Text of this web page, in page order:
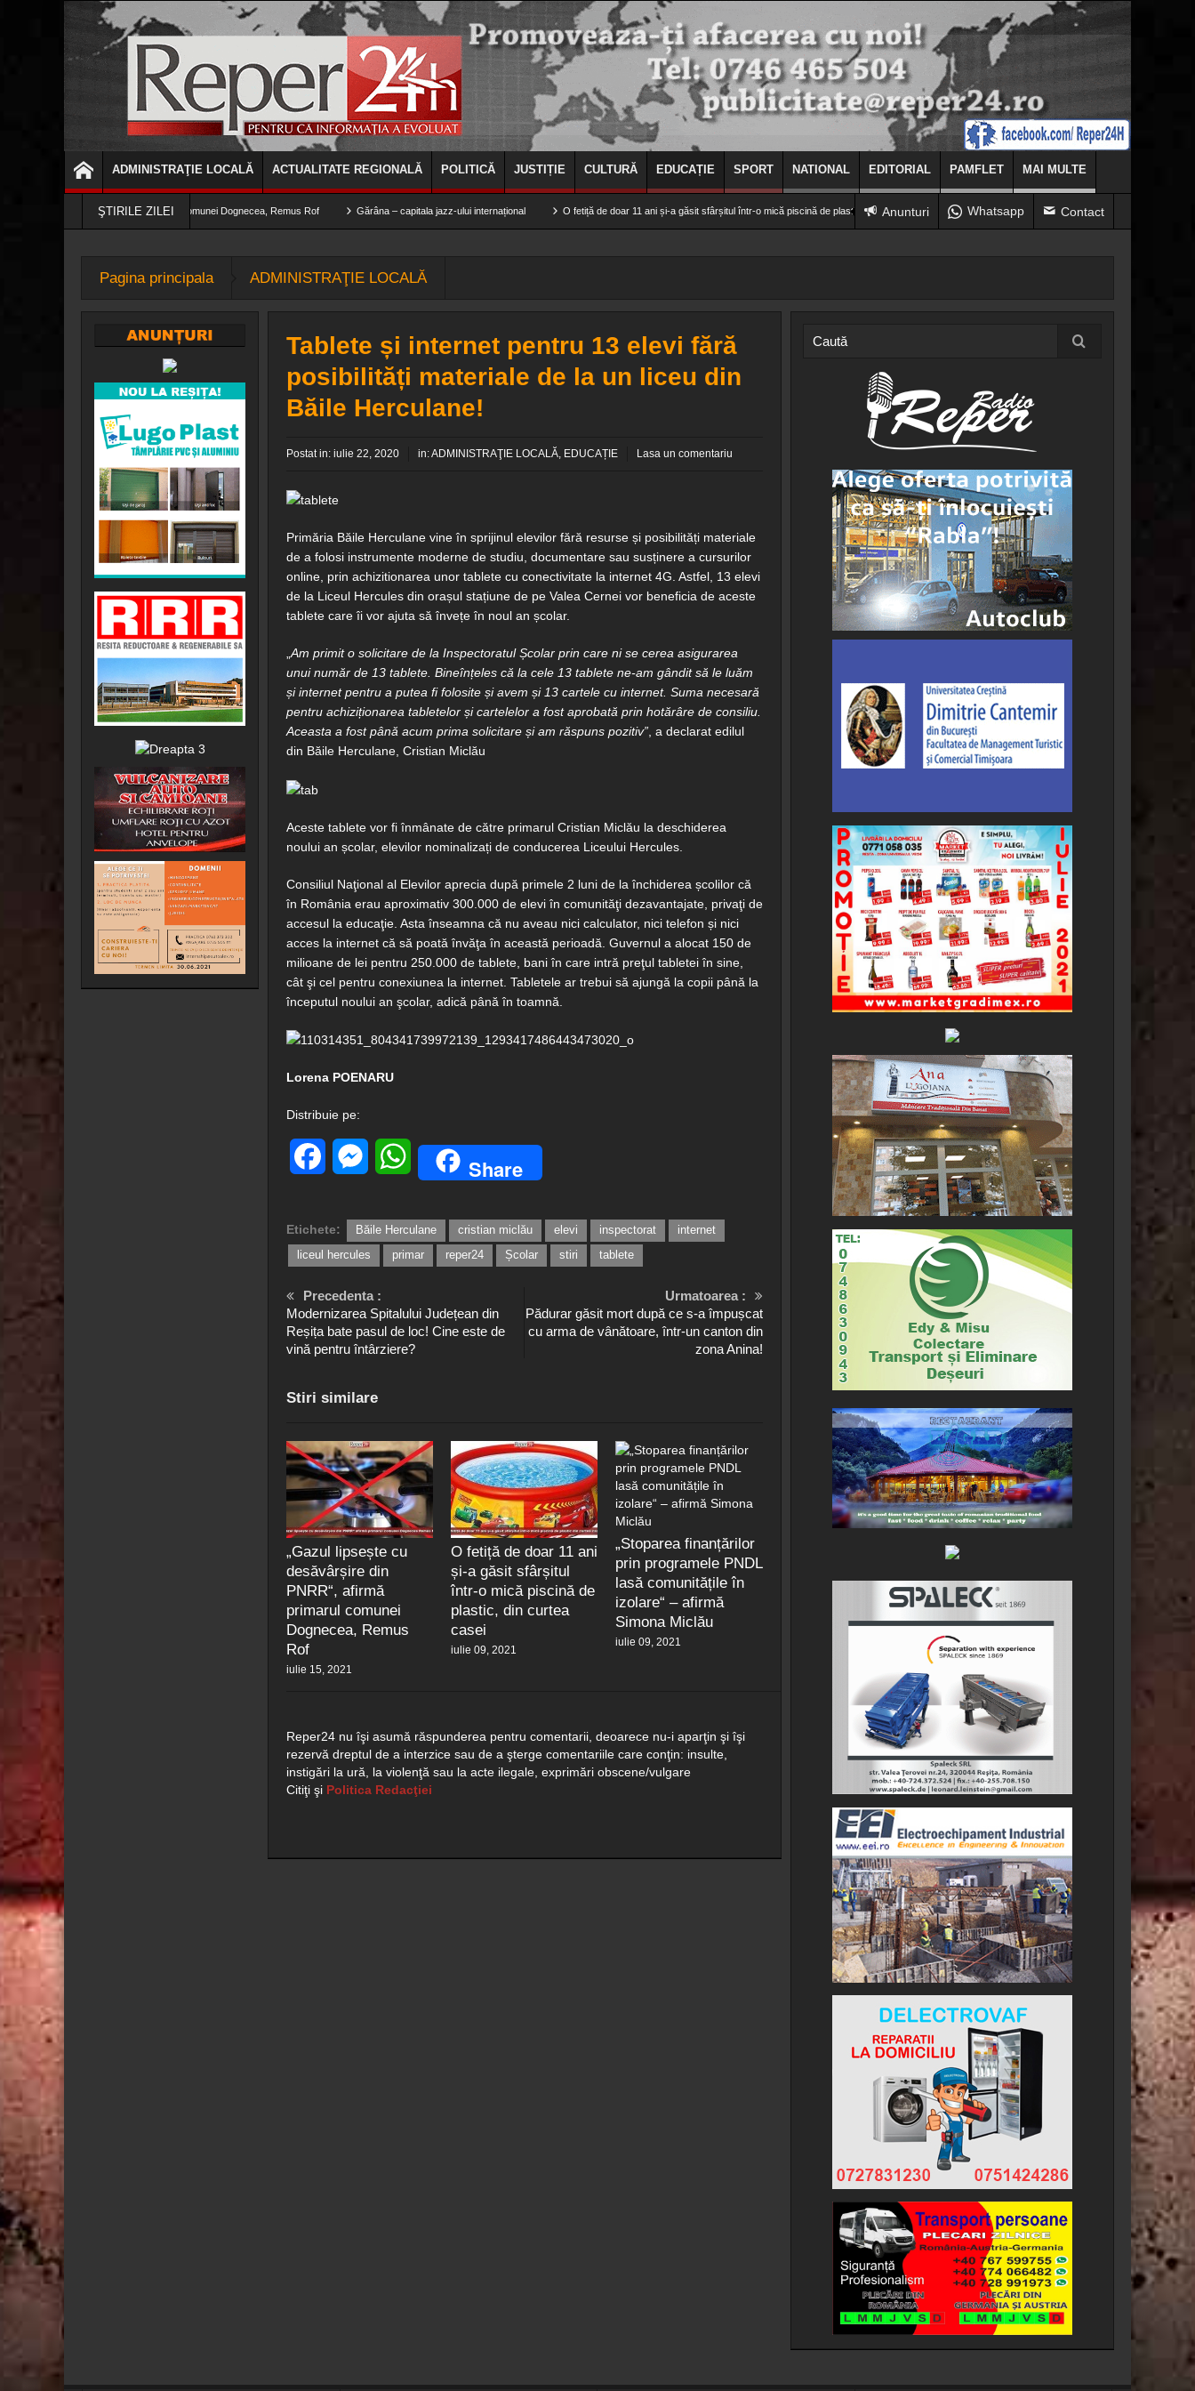
ADMINISTRAŢIE LOCALĂ ACTUALITATE REGIONALĂ POLITICĂ JUSTIȚIE CULTURĂ EDUCAȚIE SPORT NATIONAL EDITORIAL PAMFLET MAI MULTE
ŞTIRILE ZILEI
din PNRR“, afirmă primarul comunei Dognecea, Remus Rof Gărâna – capitala jazz-ului internațional O fetiță de doar 11 ani și-a găsit sfârșitul într-o mică piscină de plastic, din curtea casei (VIDEO) Alertă la Bocșa! Bărbat salvat înainte să se arunce
Anunturi Whatsapp Contact
Pagina principala ADMINISTRAŢIE LOCALĂ
Tablete și internet pentru 13 elevi fără
posibilități materiale de la un liceu din
Băile Herculane!
Postat in: iulie 22, 2020 in:ADMINISTRAŢIE LOCALĂ, EDUCAȚIE Lasa un comentariu
Primăria Băile Herculane vine în sprijinul elevilor fără resurse și posibilități materiale
de a folosi instrumente moderne de studiu, documentare sau susținere a cursurilor
online, prin achizitionarea unor tablete cu conectivitate la internet 4G. Astfel, 13 elevi
de la Liceul Hercules din orașul stațiune de pe Valea Cernei vor beneficia de aceste
tablete care îi vor ajuta să învețe în noul an școlar.
„Am primit o solicitare de la Inspectoratul Școlar prin care ni se cerea asigurarea
unui număr de 13 tablete. Bineînțeles că la cele 13 tablete ne-am gândit să le luăm
și internet pentru a putea fi folosite și avem și 13 cartele cu internet. Suma necesară
pentru achiziționarea tabletelor și cartelelor a fost aprobată prin hotărâre de consiliu.
Aceasta a fost până acum prima solicitare și am răspuns pozitiv”, a declarat edilul
din Băile Herculane, Cristian Miclău
Aceste tablete vor fi înmânate de către primarul Cristian Miclău la deschiderea
noului an școlar, elevilor nominalizați de conducerea Liceului Hercules.
Consiliul Naţional al Elevilor aprecia după primele 2 luni de la închiderea școlilor că
în România erau aproximativ 300.000 de elevi în comunităţi dezavantajate, privaţi de
accesul la educaţie. Asta înseamna că nu aveau nici calculator, nici telefon și nici
acces la internet că să poată învăţa în această perioadă. Guvernul a alocat 150 de
milioane de lei pentru 250.000 de tablete, bani în care intră preţul tabletei în sine,
cât şi cel pentru conexiunea la internet. Tabletele ar trebui să ajungă la copii până la
începutul noului an şcolar, adică până în toamnă.
Lorena POENARU
Distribuie pe:
FacebookMessengerWhatsAppShare
Etichete: Băile Herculane cristian miclău elevi inspectorat
internet
liceul hercules
primar reper24 Școlar stiri tablete
Precedenta :
Modernizarea Spitalului Județean din
Reșița bate pasul de loc! Cine este de
vină pentru întârziere?
Urmatoarea :
Pădurar găsit mort după ce s-a împușcat
cu arma de vânătoare, într-un canton din
zona Anina!
Stiri similare
„Gazul lipsește cu
desăvârșire din
PNRR“, afirmă
primarul comunei
Dognecea, Remus
Rof
iulie 15, 2021
O fetiță de doar 11 ani
și-a găsit sfârșitul
într-o mică piscină de
plastic, din curtea
casei
iulie 09, 2021
„Stoparea finanțărilor
prin programele PNDL
lasă comunitățile în
izolare“ – afirmă
Simona Miclău
iulie 09, 2021
Reper24 nu îşi asumă răspunderea pentru comentarii, deoarece nu-i aparţin şi îşi
rezervă dreptul de a interzice sau de a şterge comentariile care conţin: insulte,
instigări la ură, la violenţă sau la acte ilegale, exprimări obscene/vulgare
Citiţi şi Politica Redacţiei